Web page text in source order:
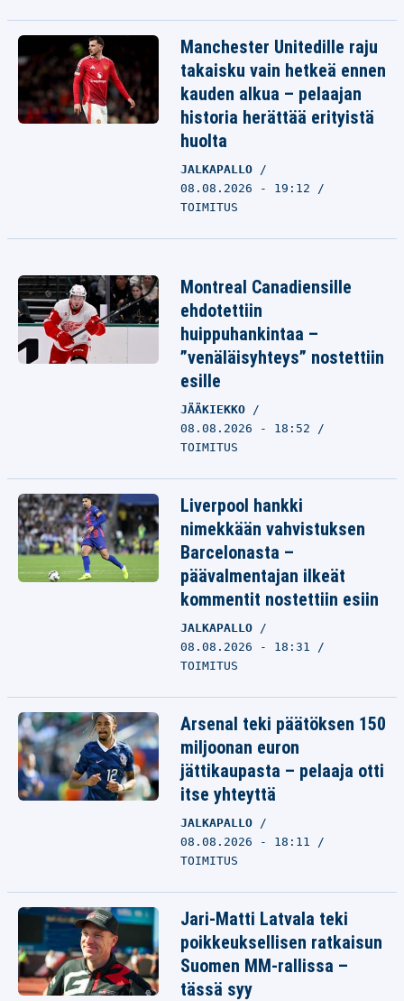
Manchester Unitedille raju
takaisku vain hetkeä ennen
kauden alkua – pelaajan
historia herättää erityistä
huolta
JALKAPALLO
08.08.2026 - 19:12
TOIMITUS
Montreal Canadiensille
ehdotettiin
huippuhankintaa –
”venäläisyhteys” nostettiin
esille
JÄÄKIEKKO
08.08.2026 - 18:52
TOIMITUS
Liverpool hankki
nimekkään vahvistuksen
Barcelonasta –
päävalmentajan ilkeät
kommentit nostettiin esiin
JALKAPALLO
08.08.2026 - 18:31
TOIMITUS
Arsenal teki päätöksen 150
miljoonan euron
jättikaupasta – pelaaja otti
itse yhteyttä
JALKAPALLO
08.08.2026 - 18:11
TOIMITUS
Jari-Matti Latvala teki
poikkeuksellisen ratkaisun
Suomen MM-rallissa –
tässä syy